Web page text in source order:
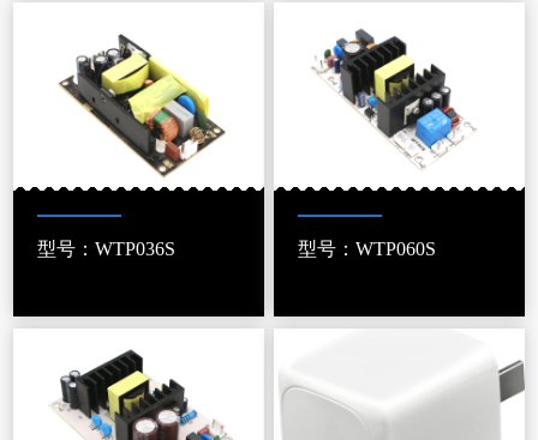
型号：WTP036S 型号：WTP060S